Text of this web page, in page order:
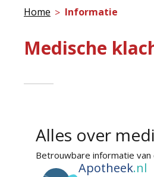
Home Informatie
Medische
Alles over
Betrouwbare informatie
Apotheek.nl